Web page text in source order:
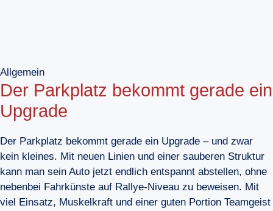
Allgemein
Der Parkplatz bekommt gerade ein
Upgrade
Der Parkplatz bekommt gerade ein Upgrade – und zwar
kein kleines. Mit neuen Linien und einer sauberen Struktur
kann man sein Auto jetzt endlich entspannt abstellen, ohne
nebenbei Fahrkünste auf Rallye-Niveau zu beweisen. Mit
viel Einsatz, Muskelkraft und einer guten Portion Teamgeist